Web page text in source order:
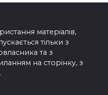
матеріалів,
тільки з
та з
на сторінку, з